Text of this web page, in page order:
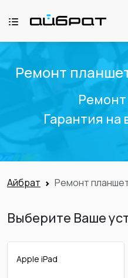
Ремонт
Ремонт
Гарантия на
Айбрат Ремонт
Выберите Ваше
Apple iPad